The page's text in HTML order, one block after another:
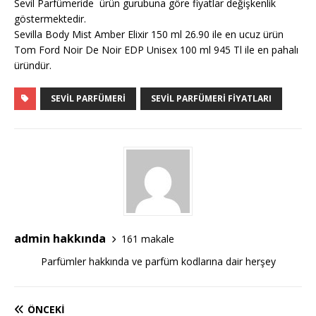
Sevil Parfümeride ürün gurubuna göre fiyatlar değişkenlik
göstermektedir.
Sevilla Body Mist Amber Elixir 150 ml 26.90 ile en ucuz ürün
Tom Ford Noir De Noir EDP Unisex 100 ml 945 Tl ile en pahalı
üründür.
SEVIL PARFÜMERI SEVIL PARFÜMERI FIYATLARI
admin hakkında
161 makale
Parfümler hakkında ve parfüm kodlarına dair herşey
ÖNCEKI